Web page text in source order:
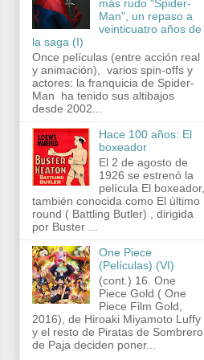
más rudo "Spider-
Man", un repaso a
veinticuatro años de
la saga (I)
Once películas (entre acción real
y animación), varios spin-offs y
actores: la franquicia de Spider-
Man ha tenido sus altibajos
desde 2002...
Hace 100 años: El
boxeador
El 2 de agosto de
1926 se estrenó la
película El boxeador,
también conocida como El último
round ( Battling Butler) , dirigida
por Buster ...
One Piece
(Películas) (VI)
(cont.) 16. One
Piece Gold ( One
Piece Film Gold,
2016), de Hiroaki Miyamoto Luffy
y el resto de Piratas de Sombrero
de Paja deciden poner...